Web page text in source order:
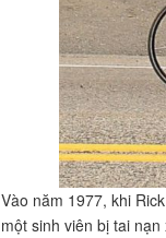
Vào năm 1977, khi
một sinh viên bị tai